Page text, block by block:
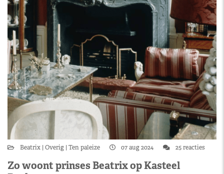
Beatrix Overig Ten paleize 07 aug 2024 25 reacties
Zo woont prinses Beatrix op Kasteel